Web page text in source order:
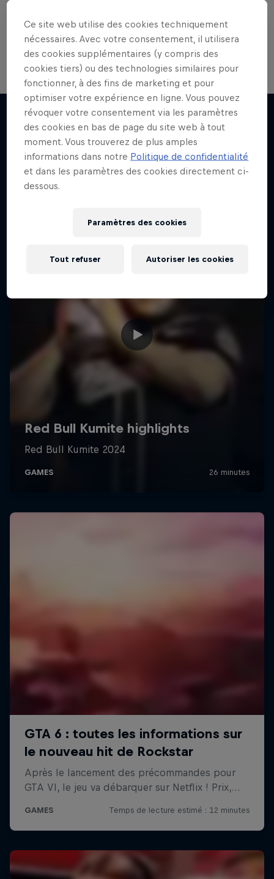
J'en veux encore !
Ce site web utilise des cookies techniquement
nécessaires. Avec votre consentement, il utilisera
des cookies supplémentaires (y compris des
cookies tiers) ou des technologies similaires pour
fonctionner, à des fins de marketing et pour
optimiser votre expérience en ligne. Vous pouvez
révoquer votre consentement via les paramètres
des cookies en bas de page du site web à tout
moment. Vous trouverez de plus amples
informations dans notre Politique de confidentialité
et dans les paramètres des cookies directement ci-
dessous.
Paramètres des cookies
Tout refuser Autoriser les cookies